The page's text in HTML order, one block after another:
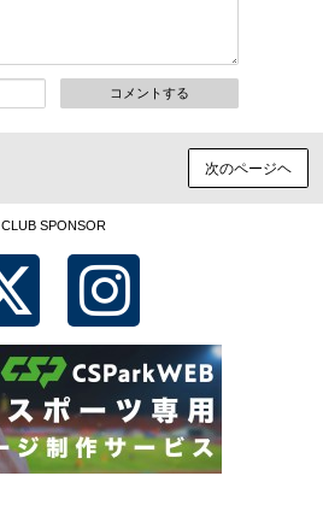
コメントする
次のページヘ
CLUB SPONSOR